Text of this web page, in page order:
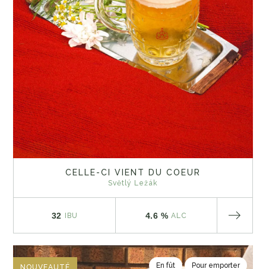
CELLE-CI VIENT DU COEUR
Světlý Ležák
32 IBU 4.6 % ALC
NOUVEAUTÉ En fût Pour emporter